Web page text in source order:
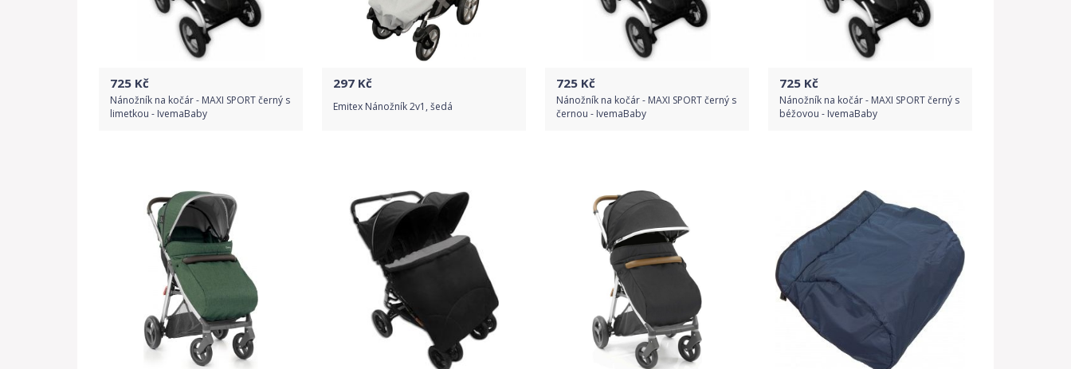
725 Kč
Nánožník na kočár - MAXI SPORT černý s
limetkou - IvemaBaby
Detail produktu
297 Kč
Emitex Nánožník 2v1, šedá
Detail produktu
725 Kč
Nánožník na kočár - MAXI SPORT černý s
černou - IvemaBaby
Detail produktu
725 Kč
Nánožník na kočár - MAXI SPORT černý s
béžovou - IvemaBaby
Detail produktu